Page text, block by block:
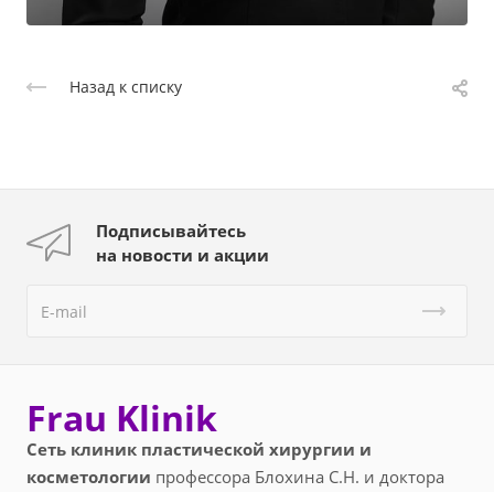
Назад к списку
Подписывайтесь
на новости и акции
Frau Klinik
Сеть клиник пластической хирургии и
косметологии профессора Блохина С.Н. и доктора